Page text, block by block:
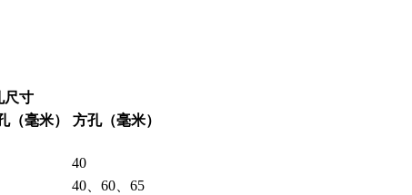
尺寸
（毫米）
方孔（毫米）
40
40、60、65